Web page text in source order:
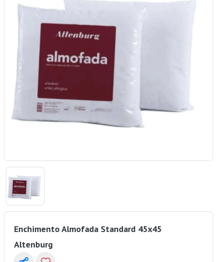
Enchimento Almofada Standard 45x45
Altenburg